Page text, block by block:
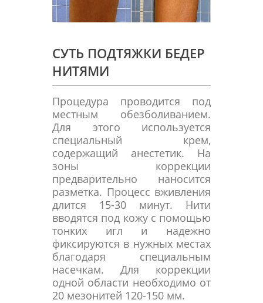
СУТЬ ПОДТЯЖКИ БЕДЕР
НИТЯМИ
Процедура проводится под
местным обезболиванием.
Для этого используется
специальный крем,
содержащий анестетик. На
зоны коррекции
предварительно наносится
разметка. Процесс вживления
длится 15-30 минут. Нити
вводятся под кожу с помощью
тонких игл и надежно
фиксируются в нужных местах
благодаря специальным
насечкам. Для коррекции
одной области необходимо от
20 мезонитей 120-150 мм.